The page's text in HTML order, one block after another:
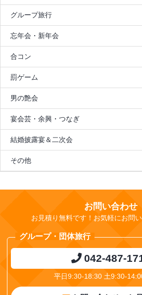
グループ旅行
忘年会・新年会
合コン
罰ゲーム
男の艶会
宴会芸・余興・つなぎ
結婚披露宴＆二次会
その他
お問い合わせ
お見積り無料です！お気軽にお問
グループ・団体旅行
042-487-
平日9:30-18:30 土9:30-